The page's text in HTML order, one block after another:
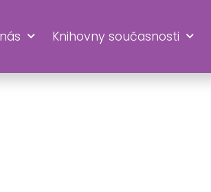
Knihovny současnosti